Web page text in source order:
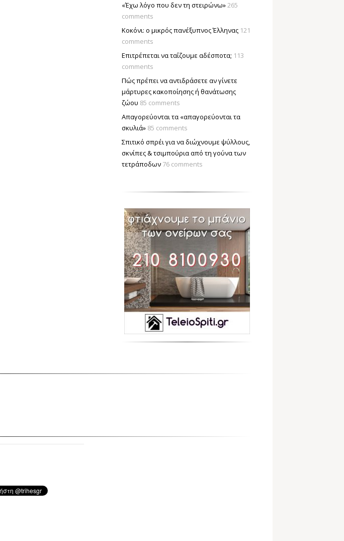
«Έχω λόγο που δεν τη στειρώνω»265
comments
Κοκόνι: ο μικρός πανέξυπνος Έλληνας 121
comments
Επιτρέπεται να ταΐζουµε αδέσποτα; 113
comments
Πώς πρέπει να αντιδράσετε αν γίνετε
μάρτυρες κακοποίησης ή θανάτωσης
ζώου 85 comments
Απαγορεύονται τα «απαγορεύονται τα
σκυλιά» 85 comments
Σπιτικό σπρέι για να διώχνουμε ψύλλους,
σκνίπες & τσιμπούρια από τη γούνα των
τετράποδων 76 comments